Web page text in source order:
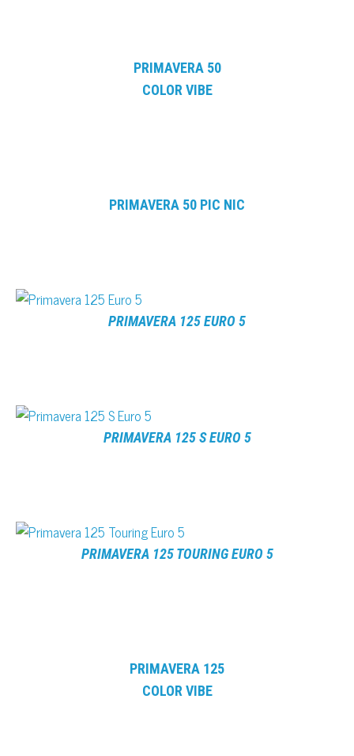
PRIMAVERA 50
COLOR VIBE
PRIMAVERA 50 PIC NIC
PRIMAVERA 125 EURO 5
PRIMAVERA 125 S EURO 5
PRIMAVERA 125 TOURING EURO 5
PRIMAVERA 125
COLOR VIBE